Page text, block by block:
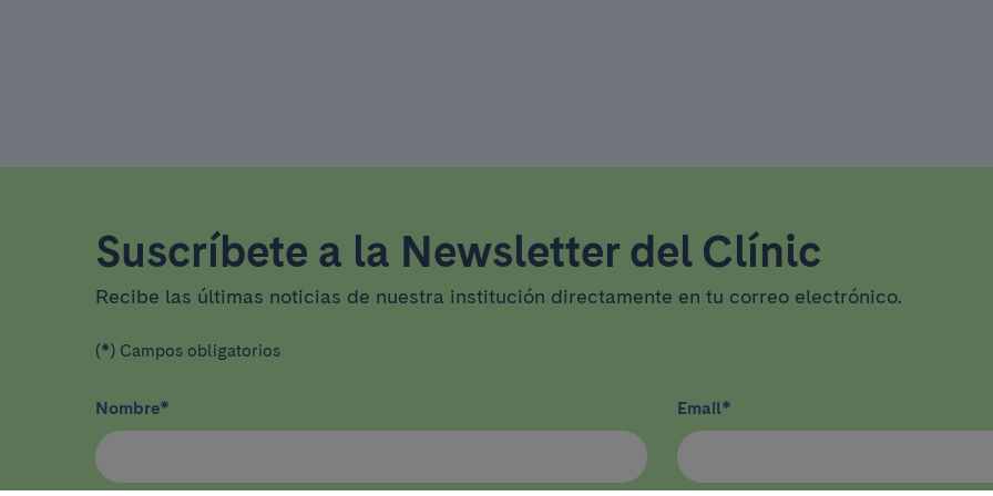
Suscríbete a la Newsletter del Clínic
Recibe las últimas noticias de nuestra institución directamente en tu correo electrónico.
(*) Campos obligatorios
Nombre* Email*